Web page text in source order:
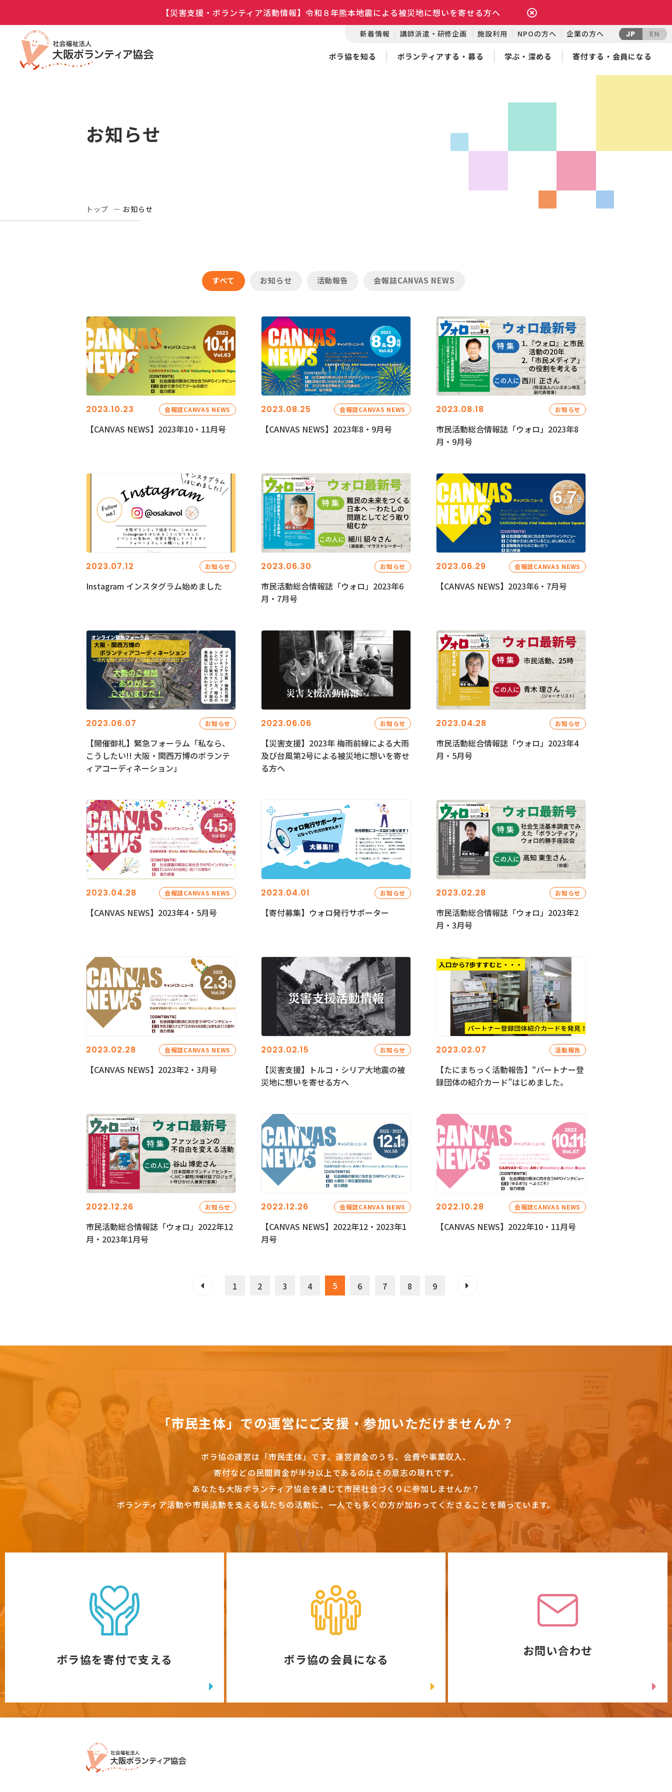
【災害支援・ボランティア活動情報】令和８年熊本地震による被災地に想いを寄せる方へ
新着情報 講師派遣・研修企画 施設利用 NPOの方へ 企業の方へ JP EN
ボラ協を知る ボランティアする・募る 学ぶ・深める 寄付する・会員になる
お知らせ
トップ お知らせ
すべて お知らせ 活動報告 会報誌CANVAS NEWS
2023.10.23 会報誌CANVAS NEWS
【CANVAS NEWS】2023年10・11月号
2023.08.25 会報誌CANVAS NEWS
【CANVAS NEWS】2023年8・9月号
2023.08.18 お知らせ
市民活動総合情報誌「ウォロ」2023年8
月・9月号
2023.07.12 お知らせ
Instagram インスタグラム始めました
2023.06.30 お知らせ
市民活動総合情報誌「ウォロ」2023年6
月・7月号
2023.06.29 会報誌CANVAS NEWS
【CANVAS NEWS】2023年6・7月号
2023.06.07 お知らせ
【開催御礼】緊急フォーラム「私なら、
こうしたい!! 大阪・関西万博のボランテ
ィアコーディネーション」
2023.06.06 お知らせ
【災害支援】2023年 梅雨前線による大雨
及び台風第2号による被災地に想いを寄せ
る方へ
2023.04.28 お知らせ
市民活動総合情報誌「ウォロ」2023年4
月・5月号
2023.04.28 会報誌CANVAS NEWS
【CANVAS NEWS】2023年4・5月号
2023.04.01 お知らせ
【寄付募集】ウォロ発行サポーター
2023.02.28 お知らせ
市民活動総合情報誌「ウォロ」2023年2
月・3月号
2023.02.28 会報誌CANVAS NEWS
【CANVAS NEWS】2023年2・3月号
2023.02.15 お知らせ
【災害支援】トルコ・シリア大地震の被
災地に想いを寄せる方へ
2023.02.07 活動報告
【たにまちっく活動報告】“パートナー登
録団体の紹介カード”はじめました。
2022.12.26 お知らせ
市民活動総合情報誌「ウォロ」2022年12
月・2023年1月号
2022.12.26 会報誌CANVAS NEWS
【CANVAS NEWS】2022年12・2023年1
月号
2022.10.28 会報誌CANVAS NEWS
【CANVAS NEWS】2022年10・11月号
1 2 3 4 5 6 7 8 9
「市民主体」での運営にご支援・参加いただけませんか？
ボラ協の運営は「市民主体」です。 運営資金のうち、会費や事業収入、
寄付などの民間資金が半分以上であるのはその意志の現れです。
あなたも大阪ボランティア協会を通じて市民社会づくりに参加しませんか？
ボランティア活動や市民活動を支える私たちの活動に、一人でも多くの方が加わってくださることを願っています。
ボラ協を寄付で支える ボラ協の会員になる
お問い合わせ